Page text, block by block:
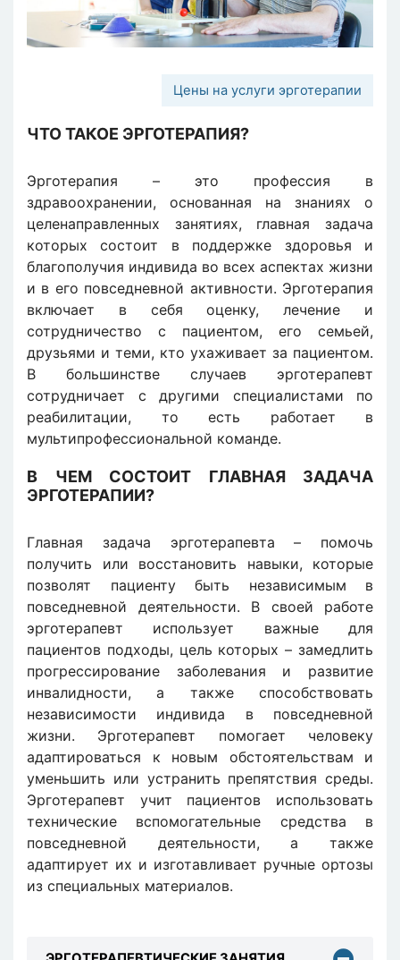
Цены на услуги эрготерапии
ЧТО ТАКОЕ ЭРГОТЕРАПИЯ?
Эрготерапия – это профессия в
здравоохранении, основанная на знаниях о
целенаправленных занятиях, главная задача
которых состоит в поддержке здоровья и
благополучия индивида во всех аспектах жизни
и в его повседневной активности. Эрготерапия
включает в себя оценку, лечение и
сотрудничество с пациентом, его семьей,
друзьями и теми, кто ухаживает за пациентом.
В большинстве случаев эрготерапевт
сотрудничает с другими специалистами по
реабилитации, то есть работает в
мультипрофессиональной команде.
В ЧЕМ СОСТОИТ ГЛАВНАЯ ЗАДАЧА
ЭРГОТЕРАПИИ?
Главная задача эрготерапевта – помочь
получить или восстановить навыки, которые
позволят пациенту быть независимым в
повседневной деятельности. В своей работе
эрготерапевт использует важные для
пациентов подходы, цель которых – замедлить
прогрессирование заболевания и развитие
инвалидности, а также способствовать
независимости индивида в повседневной
жизни. Эрготерапевт помогает человеку
адаптироваться к новым обстоятельствам и
уменьшить или устранить препятствия среды.
Эрготерапевт учит пациентов использовать
технические вспомогательные средства в
повседневной деятельности, а также
адаптирует их и изготавливает ручные ортозы
из специальных материалов.